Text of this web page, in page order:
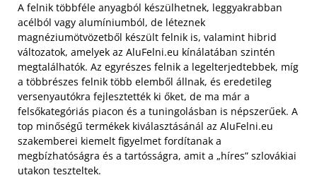
A felnik többféle anyagból készülhetnek, leggyakrabban
acélból vagy alumíniumból, de léteznek
magnéziumötvözetből készült felnik is, valamint hibrid
változatok, amelyek az AluFelni.eu kínálatában szintén
megtalálhatók. Az egyrészes felnik a legelterjedtebbek, míg
a többrészes felnik több elemből állnak, és eredetileg
versenyautókra fejlesztették ki őket, de ma már a
felsőkategóriás piacon és a tuningolásban is népszerűek. A
top minőségű termékek kiválasztásánál az AluFelni.eu
szakemberei kiemelt figyelmet fordítanak a
megbízhatóságra és a tartósságra, amit a „híres” szlovákiai
utakon teszteltek.